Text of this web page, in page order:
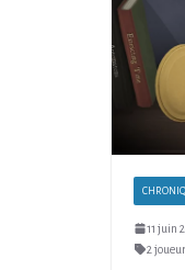
11 juin
2